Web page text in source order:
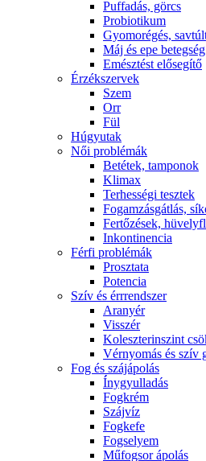
Puffadás, görcs
Probiotikum
Gyomorégés,
Máj és epe betegség
Emésztést elősegítő
Érzékszervek
Szem
Orr
Fül
Húgyutak
Női problémák
Betétek, tamponok
Klimax
Terhességi tesztek
Fogamzásgátlás,
Fertőzések,
Inkontinencia
Férfi problémák
Prosztata
Potencia
Szív és érrrendszer
Aranyér
Visszér
Koleszterinszint
Vérnyomás és szív
Fog és szájápolás
Í́nygyulladás
Fogkrém
Szájvíz
Fogkefe
Fogselyem
Műfogsor ápolás